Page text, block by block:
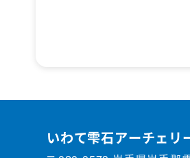
いわて雫石アーチェリ